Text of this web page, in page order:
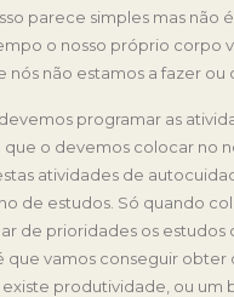
parece simples mas não
o nosso próprio corpo
nós não estamos a fazer ou
programar as
o devemos colocar no
atividades de
de estudos. Só quando
de prioridades os estudos
que vamos conseguir obter
produtividade, ou um